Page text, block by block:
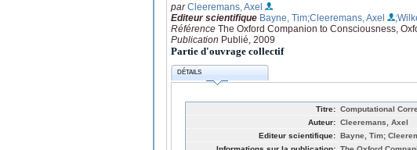
parCleeremans, Axel
Editeur scientifique Bayne, Tim;Cleeremans, Axel
Référence The Oxford Companion to Consciousness,
Publication Publié, 2009
Partie d'ouvrage collectif
DÉTAILS
Titre: Computational
Auteur: Cleeremans, Axel
Editeur scientifique: Bayne, Tim;